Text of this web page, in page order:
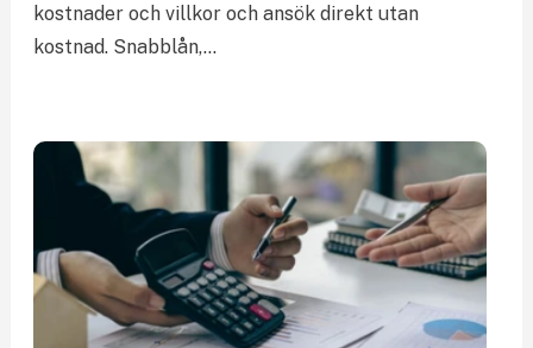
kostnader och villkor och ansök direkt utan
kostnad. Snabblån,…